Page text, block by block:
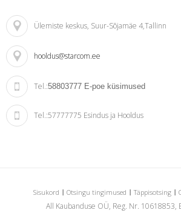
Ülemiste keskus, Suur-Sõjamäe 4,Tallinn
hooldus@starcom.ee
Tel.:58803777 E-poe küsimused
Tel.:57777775 Esindus ja Hooldus
Sisukord Otsingu tingimused Täppisotsing
All Kaubanduse OÜ, Reg. Nr. 10618853,